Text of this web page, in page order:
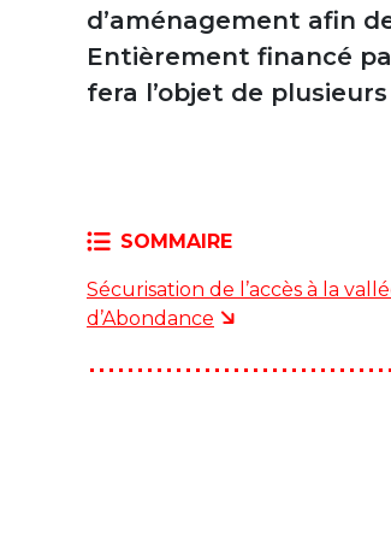
d’aménagement afin
Entièrement financé
fera l’objet de
SOMMAIRE
Sécurisation de l’accès à la
d’Abondance